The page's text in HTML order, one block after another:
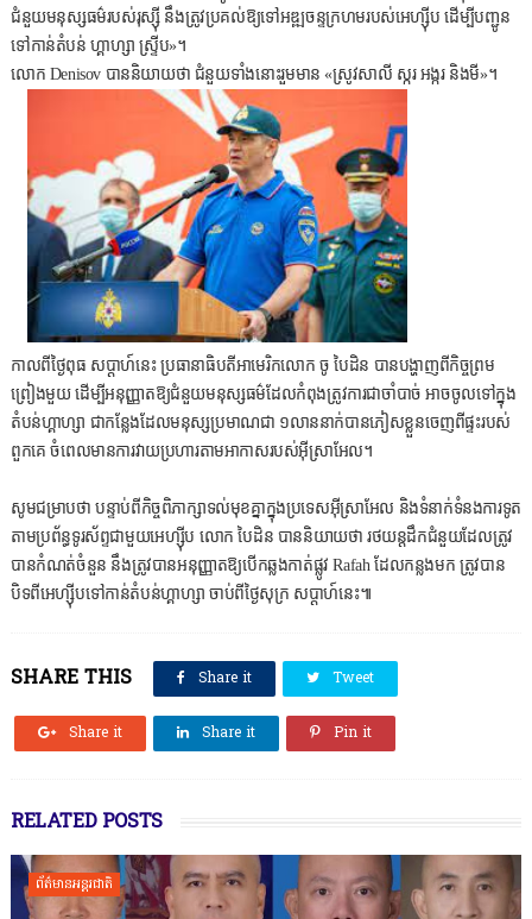
ជំនួយមនុស្សធម៌របស់រុស្ស៊ី នឹងត្រូវប្រគល់ឱ្យទៅអឌ្ឍចន្ទក្រហមរបស់អេហ្ស៊ីប ដើម្បីបញ្ជូន
ទៅកាន់តំបន់ ហ្គាហ្សា ស្រ្ទីប»។
លោក Denisov បាននិយាយថា ជំនួយទាំងនោះរួមមាន «ស្រូវសាលី ស្ករ អង្ករ និងមី»។
កាលពីថ្ងៃពុធ សប្ដាហ៍នេះ ប្រធានាធិបតីអាមេរិកលោក ចូ បៃដិន បានបង្ហាញពីកិច្ចព្រម
ព្រៀងមួយ ដើម្បីអនុញ្ញាតឱ្យជំនួយមនុស្សធម៌ដែលកំពុងត្រូវការជាចាំបាច់ អាចចូលទៅក្នុង
តំបន់ហ្គាហ្សា ជាកន្លែងដែលមនុស្សប្រមាណជា ១លាននាក់បានភៀសខ្លួនចេញពីផ្ទះរបស់
ពួកគេ ចំពេលមានការវាយប្រហារតាមអាកាសរបស់អ៊ីស្រាអែល។
សូមជម្រាបថា បន្ទាប់ពីកិច្ចពិភាក្សាទល់មុខគ្នាក្នុងប្រទេសអ៊ីស្រាអែល និងទំនាក់ទំនងការទូត
តាមប្រព័ន្ធទូរស័ព្ទជាមួយអេហ្ស៊ីប លោក បៃដិន បាននិយាយថា រថយន្តដឹកជំនួយដែលត្រូវ
បានកំណត់ចំនួន នឹងត្រូវបានអនុញ្ញាតឱ្យបើកឆ្លងកាត់ផ្លូវ Rafah ដែលកន្លងមក ត្រូវបាន
បិទពីអេហ្ស៊ីបទៅកាន់តំបន់ហ្គាហ្សា ចាប់ពីថ្ងៃសុក្រ សប្ដាហ៍នេះ៕
SHARE THIS Share it Tweet
Share it Share it Pin it
RELATED POSTS
ព័ត៌មានអន្តរជាតិ